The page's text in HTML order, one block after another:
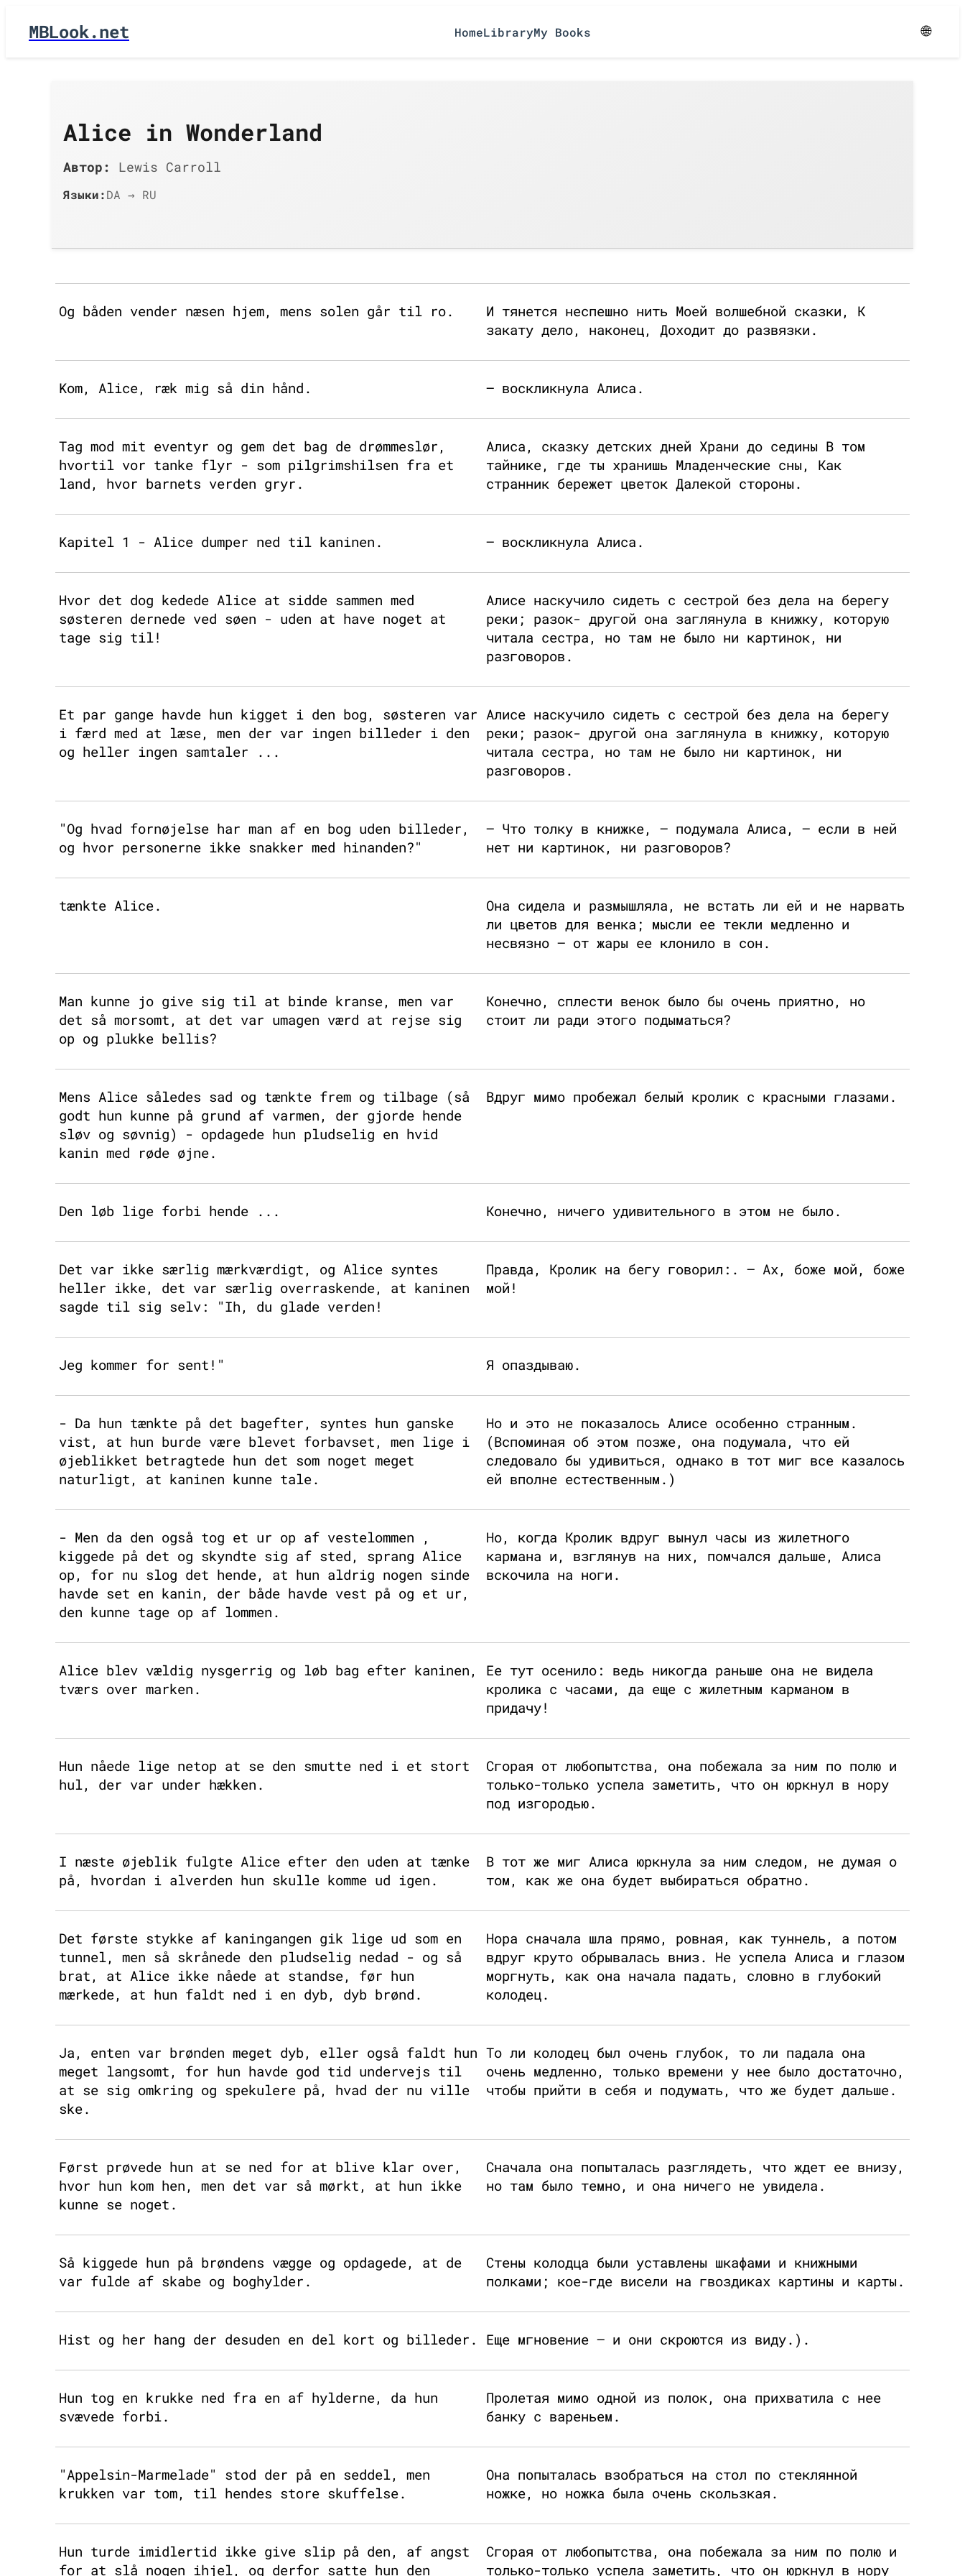
MBLook.net HomeLibraryMy Books 🌐
Alice in Wonderland
Автор: Lewis Carroll
Языки:DA → RU
Og båden vender næsen hjem, mens solen går til ro.
И тянется неспешно нить Моей волшебной сказки, К
закату дело, наконец, Доходит до развязки.
Kom, Alice, ræk mig så din hånd. — воскликнула Алиса.
Tag mod mit eventyr og gem det bag de drømmeslør,
hvortil vor tanke flyr - som pilgrimshilsen fra et
land, hvor barnets verden gryr.
Алиса, сказку детских дней Храни до седины В том
тайнике, где ты хранишь Младенческие сны, Как
странник бережет цветок Далекой стороны.
Kapitel 1 - Alice dumper ned til kaninen. — воскликнула Алиса.
Hvor det dog kedede Alice at sidde sammen med
søsteren dernede ved søen - uden at have noget at
tage sig til!
Алисе наскучило сидеть с сестрой без дела на берегу
реки; разок- другой она заглянула в книжку, которую
читала сестра, но там не было ни картинок, ни
разговоров.
Et par gange havde hun kigget i den bog, søsteren var
i færd med at læse, men der var ingen billeder i den
og heller ingen samtaler ...
Алисе наскучило сидеть с сестрой без дела на берегу
реки; разок- другой она заглянула в книжку, которую
читала сестра, но там не было ни картинок, ни
разговоров.
"Og hvad fornøjelse har man af en bog uden billeder,
og hvor personerne ikke snakker med hinanden?"
— Что толку в книжке, — подумала Алиса, — если в ней
нет ни картинок, ни разговоров?
tænkte Alice.
Она сидела и размышляла, не встать ли ей и не нарвать
ли цветов для венка; мысли ее текли медленно и
несвязно — от жары ее клонило в сон.
Man kunne jo give sig til at binde kranse, men var
det så morsomt, at det var umagen værd at rejse sig
op og plukke bellis?
Конечно, сплести венок было бы очень приятно, но
стоит ли ради этого подыматься?
Mens Alice således sad og tænkte frem og tilbage (så
godt hun kunne på grund af varmen, der gjorde hende
sløv og søvnig) - opdagede hun pludselig en hvid
kanin med røde øjne.
Вдруг мимо пробежал белый кролик с красными глазами.
Den løb lige forbi hende ... Конечно, ничего удивительного в этом не было.
Det var ikke særlig mærkværdigt, og Alice syntes
heller ikke, det var særlig overraskende, at kaninen
sagde til sig selv: "Ih, du glade verden!
Правда, Кролик на бегу говорил:. — Ах, боже мой, боже
мой!
Jeg kommer for sent!" Я опаздываю.
- Da hun tænkte på det bagefter, syntes hun ganske
vist, at hun burde være blevet forbavset, men lige i
øjeblikket betragtede hun det som noget meget
naturligt, at kaninen kunne tale.
Но и это не показалось Алисе особенно странным.
(Вспоминая об этом позже, она подумала, что ей
следовало бы удивиться, однако в тот миг все казалось
ей вполне естественным.)
- Men da den også tog et ur op af vestelommen ,
kiggede på det og skyndte sig af sted, sprang Alice
op, for nu slog det hende, at hun aldrig nogen sinde
havde set en kanin, der både havde vest på og et ur,
den kunne tage op af lommen.
Но, когда Кролик вдруг вынул часы из жилетного
кармана и, взглянув на них, помчался дальше, Алиса
вскочила на ноги.
Alice blev vældig nysgerrig og løb bag efter kaninen,
tværs over marken.
Ее тут осенило: ведь никогда раньше она не видела
кролика с часами, да еще с жилетным карманом в
придачу!
Hun nåede lige netop at se den smutte ned i et stort
hul, der var under hækken.
Сгорая от любопытства, она побежала за ним по полю и
только-только успела заметить, что он юркнул в нору
под изгородью.
I næste øjeblik fulgte Alice efter den uden at tænke
på, hvordan i alverden hun skulle komme ud igen.
В тот же миг Алиса юркнула за ним следом, не думая о
том, как же она будет выбираться обратно.
Det første stykke af kaningangen gik lige ud som en
tunnel, men så skrånede den pludselig nedad - og så
brat, at Alice ikke nåede at standse, før hun
mærkede, at hun faldt ned i en dyb, dyb brønd.
Нора сначала шла прямо, ровная, как туннель, а потом
вдруг круто обрывалась вниз. Не успела Алиса и глазом
моргнуть, как она начала падать, словно в глубокий
колодец.
Ja, enten var brønden meget dyb, eller også faldt hun
meget langsomt, for hun havde god tid undervejs til
at se sig omkring og spekulere på, hvad der nu ville
ske.
То ли колодец был очень глубок, то ли падала она
очень медленно, только времени у нее было достаточно,
чтобы прийти в себя и подумать, что же будет дальше.
Først prøvede hun at se ned for at blive klar over,
hvor hun kom hen, men det var så mørkt, at hun ikke
kunne se noget.
Сначала она попыталась разглядеть, что ждет ее внизу,
но там было темно, и она ничего не увидела.
Så kiggede hun på brøndens vægge og opdagede, at de
var fulde af skabe og boghylder.
Стены колодца были уставлены шкафами и книжными
полками; кое-где висели на гвоздиках картины и карты.
Hist og her hang der desuden en del kort og billeder. Еще мгновение — и они скроются из виду.).
Hun tog en krukke ned fra en af hylderne, da hun
svævede forbi.
Пролетая мимо одной из полок, она прихватила с нее
банку с вареньем.
"Appelsin-Marmelade" stod der på en seddel, men
krukken var tom, til hendes store skuffelse.
Она попыталась взобраться на стол по стеклянной
ножке, но ножка была очень скользкая.
Hun turde imidlertid ikke give slip på den, af angst
for at slå nogen ihjel, og derfor satte hun den
Сгорая от любопытства, она побежала за ним по полю и
только-только успела заметить, что он юркнул в нору